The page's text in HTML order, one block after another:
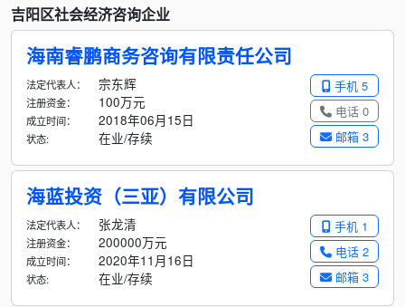
吉阳区社会经济咨询企业
海南睿鹏商务咨询有限责任公司
手机 5
电话 0
邮箱 3
法定代表人： 宗东辉
注册资金： 100万元
成立时间： 2018年06月15日
状态: 在业/存续
海蓝投资（三亚）有限公司
手机 1
电话 2
邮箱 3
法定代表人： 张龙清
注册资金： 200000万元
成立时间： 2020年11月16日
状态: 在业/存续